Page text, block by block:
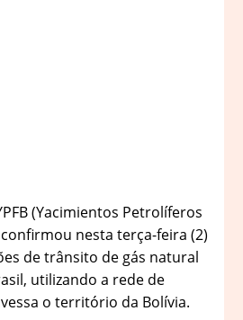
(Yacimientos Petrolíferos
nesta terça-feira (2)
de trânsito de gás natural
utilizando a rede de
o território da Bolívia.